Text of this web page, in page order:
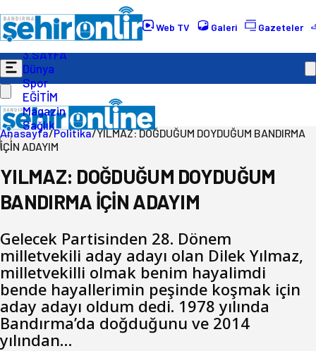
Web TV Galeri Gazeteler
Gündem
Ekonomi
Politika
3.SAYFA
Dünya
Spor
EĞİTİM
Magazin
Sağlık
Anasayfa/Politika/YILMAZ: DOĞDUĞUM DOYDUĞUM BANDIRMA
İÇİN ADAYIM
YILMAZ: DOĞDUĞUM DOYDUĞUM
BANDIRMA İÇİN ADAYIM
Gelecek Partisinden 28. Dönem
milletvekili aday adayı olan Dilek Yılmaz,
milletvekilli olmak benim hayalimdi
bende hayallerimin peşinde koşmak için
aday adayı oldum dedi. 1978 yılında
Bandırma’da doğduğunu ve 2014
yılından…